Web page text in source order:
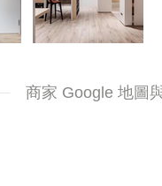
商家 Google 地圖